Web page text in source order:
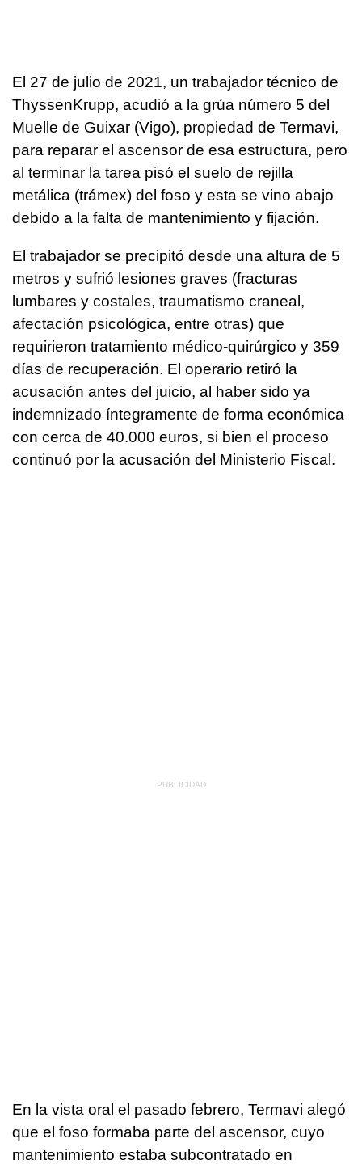
El 27 de julio de 2021, un trabajador técnico de
ThyssenKrupp, acudió a la grúa número 5 del
Muelle de Guixar (Vigo), propiedad de Termavi,
para reparar el ascensor de esa estructura, pero
al terminar la tarea pisó el suelo de rejilla
metálica (trámex) del foso y esta se vino abajo
debido a la falta de mantenimiento y fijación.
El trabajador se precipitó desde una altura de 5
metros y sufrió lesiones graves (fracturas
lumbares y costales, traumatismo craneal,
afectación psicológica, entre otras) que
requirieron tratamiento médico-quirúrgico y 359
días de recuperación. El operario retiró la
acusación antes del juicio, al haber sido ya
indemnizado íntegramente de forma económica
con cerca de 40.000 euros, si bien el proceso
continuó por la acusación del Ministerio Fiscal.
En la vista oral el pasado febrero, Termavi alegó
que el foso formaba parte del ascensor, cuyo
mantenimiento estaba subcontratado en